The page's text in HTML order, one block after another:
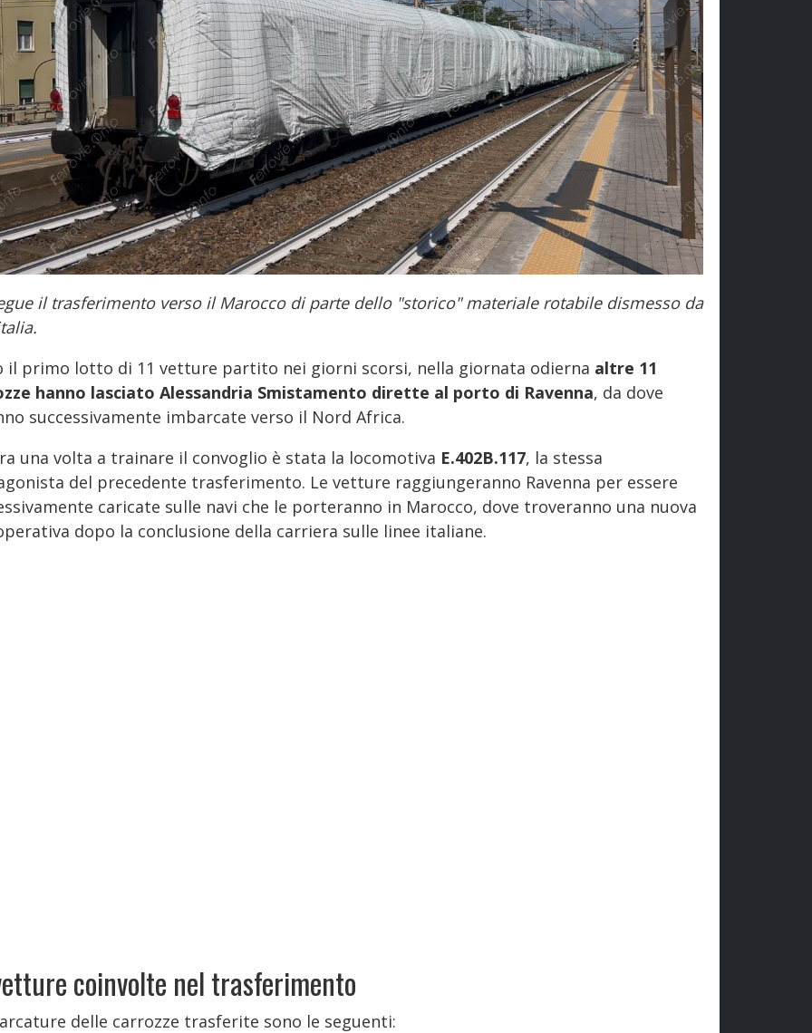
il trasferimento verso il Marocco di parte dello "storico" materiale rotabile dismesso da
il primo lotto di 11 vetture partito nei giorni scorsi, nella giornata odierna altre 11
hanno lasciato Alessandria Smistamento dirette al porto di Ravenna, da dove
successivamente imbarcate verso il Nord Africa.
una volta a trainare il convoglio è stata la locomotiva E.402B.117, la stessa
del precedente trasferimento. Le vetture raggiungeranno Ravenna per essere
caricate sulle navi che le porteranno in Marocco, dove troveranno una nuova
dopo la conclusione della carriera sulle linee italiane.
coinvolte nel trasferimento
delle carrozze trasferite sono le seguenti: